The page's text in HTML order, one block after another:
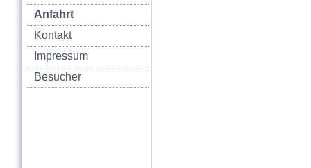
Anfahrt
Kontakt
Impressum
Besucher